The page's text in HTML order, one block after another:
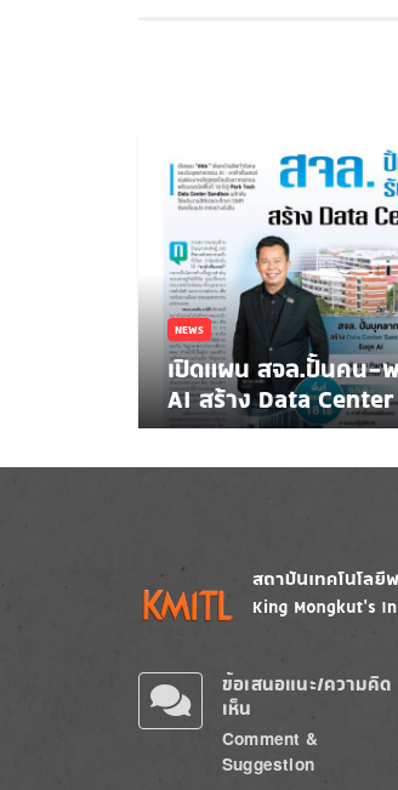
NEWS
เปิดแผน สจล.ปั้นคน-
AI สร้าง Data
Image Image
ข้อเสนอแนะ/ความคิด
เห็น
Comment &
Suggestion